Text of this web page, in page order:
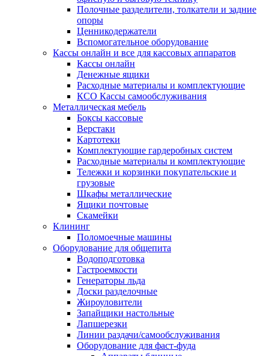
Полочные разделители, толкатели и задние
опоры
Ценникодержатели
Вспомогательное оборудование
Кассы онлайн и все для кассовых аппаратов
Кассы онлайн
Денежные ящики
Расходные материалы и комплектующие
КСО Кассы самообслуживания
Металлическая мебель
Боксы кассовые
Верстаки
Картотеки
Комплектующие гардеробных систем
Расходные материалы и комплектующие
Тележки и корзинки покупательские и
грузовые
Шкафы металлические
Ящики почтовые
Скамейки
Клининг
Поломоечные машины
Оборудование для общепита
Водоподготовка
Гастроемкости
Генераторы льда
Доски разделочные
Жироуловители
Запайщики настольные
Лапшерезки
Линии раздачи/самообслуживания
Оборудование для фаст-фуда